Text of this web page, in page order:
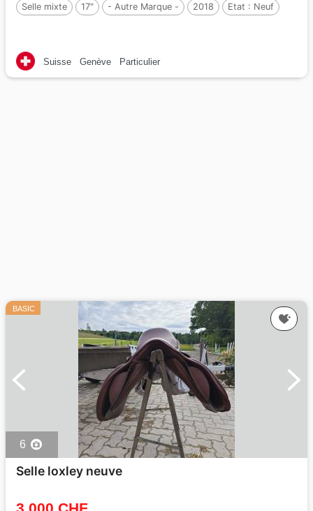
Selle mixte 17" - Autre Marque - 2018 Etat : Neuf
Suisse Genève Particulier
BASIC
6
Selle loxley neuve